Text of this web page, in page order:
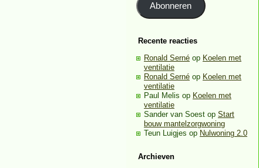
Abonneren
Recente reacties
Ronald Serné op Koelen met
ventilatie
Ronald Serné op Koelen met
ventilatie
Paul Melis op Koelen met
ventilatie
Sander van Soest op Start
bouw mantelzorgwoning
Teun Luigjes op Nulwoning 2.0
Archieven